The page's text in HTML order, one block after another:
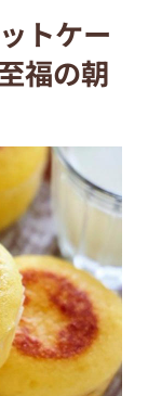
トケー
福の朝